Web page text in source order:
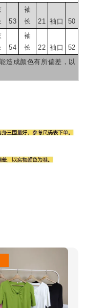
53
袖
长
21 袖口 50
54
袖
长
22 袖口
52
造成颜色有所偏差，以